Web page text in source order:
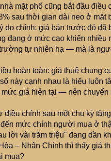
mặt phố cũng bắt đầu điều
sau thời gian dài neo ở mặt
do chính: giá bán trước đó đã
đang ở mức cao khiến
tự nhiên hạ — mà là
hoàn toàn: giá thuê chung
này cạnh nhau là hiểu luôn
giá hiện tại — nên chuyển
chỉnh sau một chu kỳ
mức chính người mua ở
lời vài trăm triệu" đang dần
– Nhân Chính thì thấy giá
mua?